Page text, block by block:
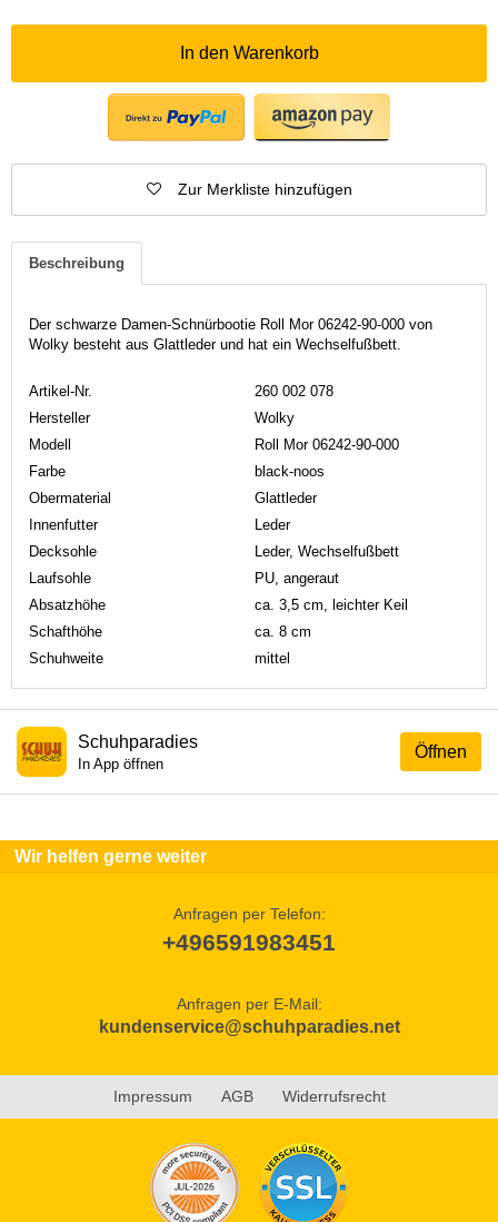
In den Warenkorb
Zur Merkliste hinzufügen
Beschreibung
Der schwarze Damen-Schnürbootie Roll Mor 06242-90-000 von
Wolky besteht aus Glattleder und hat ein Wechselfußbett.
Artikel-Nr.
260 002 078
Hersteller
Wolky
Modell
Roll Mor 06242-90-000
Farbe
black-noos
Obermaterial
Glattleder
Innenfutter
Leder
Decksohle
Leder, Wechselfußbett
Laufsohle
PU, angeraut
Absatzhöhe
ca. 3,5 cm, leichter Keil
Schafthöhe
ca. 8 cm
Schuhweite
mittel
Öffnen
Schuhparadies
In App öffnen
Wir helfen gerne weiter
Anfragen per Telefon:
+496591983451
Anfragen per E-Mail:
kundenservice@schuhparadies.net
Impressum AGB Widerrufsrecht